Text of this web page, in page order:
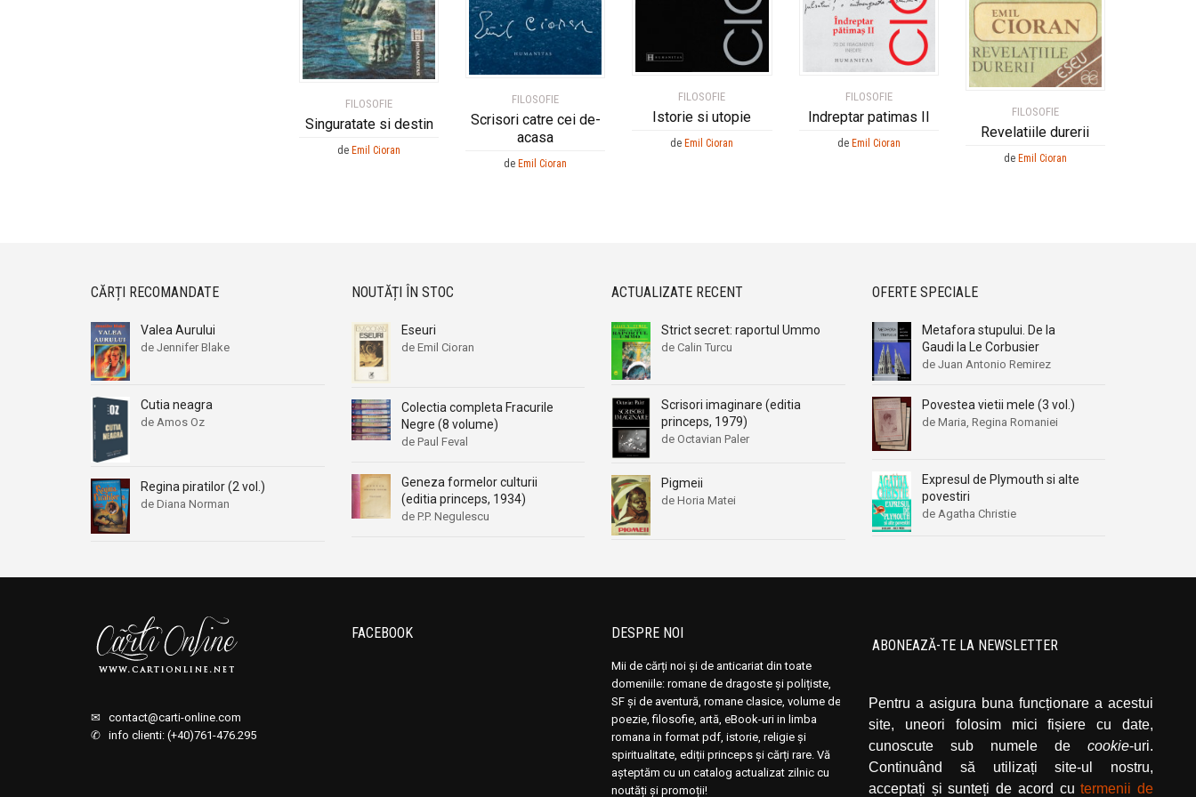
Pentru a asigura buna funcționare a acestui
site, uneori folosim mici fișiere cu date,
cunoscute sub numele de cookie-uri.
Continuând să utilizați site-ul nostru,
acceptați și sunteți de acord cutermenii de
FILOSOFIE
Singuratate si destin
deEmil Cioran
FILOSOFIE
Scrisori catre cei de-
acasa
deEmil Cioran
FILOSOFIE
Istorie si utopie
de Emil Cioran
FILOSOFIE
Indreptar patimas II
de Emil Cioran
FILOSOFIE
Revelatiile durerii
de Emil Cioran
CĂRȚI RECOMANDATE
Valea Aurului
de Jennifer Blake
Cutia neagra
de Amos Oz
Regina piratilor (2 vol.)
de Diana Norman
NOUTĂȚI ÎN STOC
Eseuri
de Emil Cioran
Colectia completa Fracurile
Negre (8 volume)
de Paul Feval
Geneza formelor culturii
(editia princeps, 1934)
de P.P. Negulescu
ACTUALIZATE RECENT
Strict secret: raportul Ummo
de Calin Turcu
Scrisori imaginare (editia
princeps, 1979)
de Octavian Paler
Pigmeii
de Horia Matei
OFERTE SPECIALE
Metafora stupului. De la
Gaudi la Le Corbusier
de Juan Antonio Remirez
Povestea vietii mele (3 vol.)
de Maria, Regina Romaniei
Expresul de Plymouth si alte
povestiri
de Agatha Christie
✉ contact@carti-online.com
✆ info clienti: (+40)761-476.295
FACEBOOK DESPRE NOI
Mii de cărți noi și de anticariat din toate
domeniile: romane de dragoste și polițiste,
SF și de aventură, romane clasice, volume de
poezie, filosofie, artă, eBook-uri in limba
romana in format pdf, istorie, religie și
spiritualitate, ediții princeps și cărți rare. Vă
așteptăm cu un catalog actualizat zilnic cu
noutăți și promoții!
ABONEAZĂ-TE LA NEWSLETTER
pe butonul de abonare.